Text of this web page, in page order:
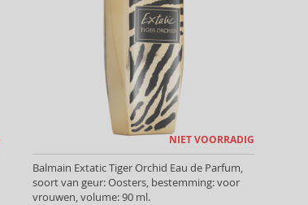
NIET VOORRADIG
Balmain Extatic Tiger Orchid Eau de Parfum,
soort van geur: Oosters, bestemming: voor
vrouwen, volume: 90 ml.